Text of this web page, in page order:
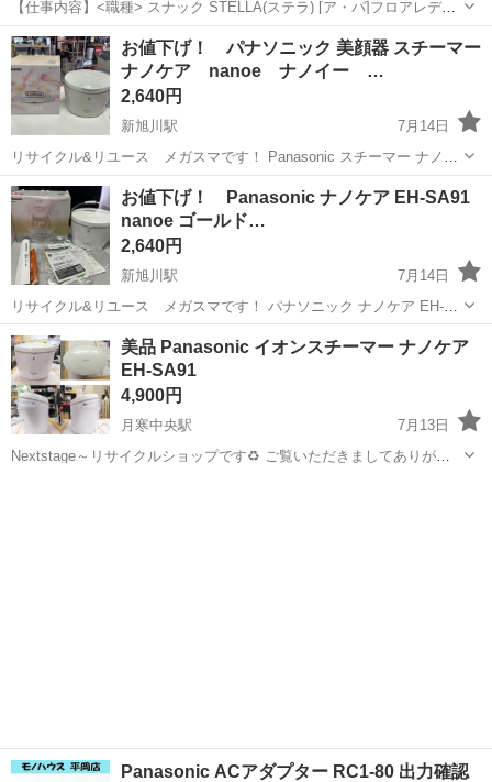
【仕事内容】<職種> スナック STELLA(ステラ) [ア・パ]フロアレデ
ィ・カウンターレディ(ナイトワーク系)、ガールズバー・キャバクラ・
スナックその他(ナイトワーク系) <雇用形態> アルバイト・パート <給
与> [ア・パ]...
アルバイト・パート
お値下げ！ パナソニック 美顔器 スチーマー
ナノケア nanoe ナノイー …
2,640円
新旭川駅
7月14日
リサイクル&リユース メガスマです！ Panasonic スチーマー ナノケ
ア nanoe 2013年製 EH-SA93-PN 中古品 になります。 中古のお品
物になり、年式的にも古いお品物になりますが、特に大きなダメー...
北海道 旭川市 新旭川駅 スチーム
お値下げ！ Panasonic ナノケア EH-SA91
nanoe ゴールド…
2,640円
新旭川駅
7月14日
リサイクル&リユース メガスマです！ パナソニック ナノケア EH-
SA91-N になります。 中古品としておりますが、あまり使用歴の無い
美品です。 使っていても1、2回では無いかと思いますが、譲り受けた
お品物になりま...
北海道 旭川市 新旭川駅 美容家電
美品 Panasonic イオンスチーマー ナノケア
EH-SA91
4,900円
月寒中央駅
7月13日
Nextstage～リサイクルショップです♻ ご覧いただきましてありがと
Panasonic ACアダプター RC1-80 出力確認